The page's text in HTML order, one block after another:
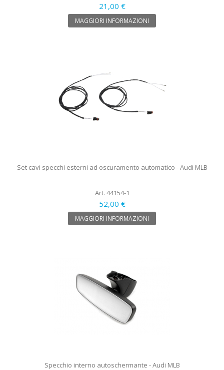
21,00 €
MAGGIORI INFORMAZIONI
Set cavi specchi esterni ad oscuramento automatico - Audi MLB
Art. 44154-1
52,00 €
MAGGIORI INFORMAZIONI
Specchio interno autoschermante - Audi MLB